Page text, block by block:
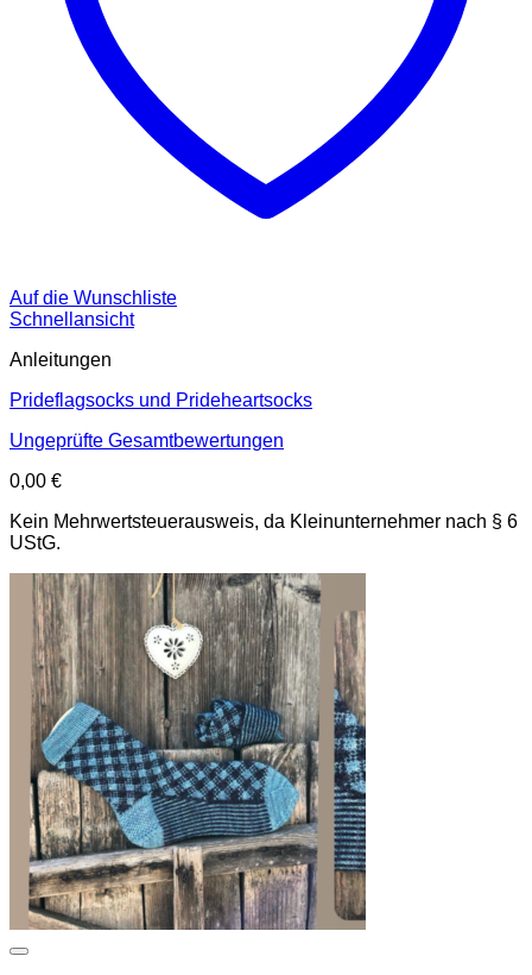
Auf die Wunschliste
Schnellansicht
Anleitungen
Prideflagsocks und Prideheartsocks
Ungeprüfte Gesamtbewertungen
0,00 €
Kein Mehrwertsteuerausweis, da Kleinunternehmer nach § 6
UStG.